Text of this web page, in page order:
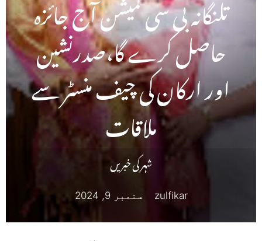
حاصل کرے گا،صدرنشین
اور ارکان کی چیف منسٹر سے
ملاقات
شہر کی خبریں
zulfikar ستمبر 9, 2024